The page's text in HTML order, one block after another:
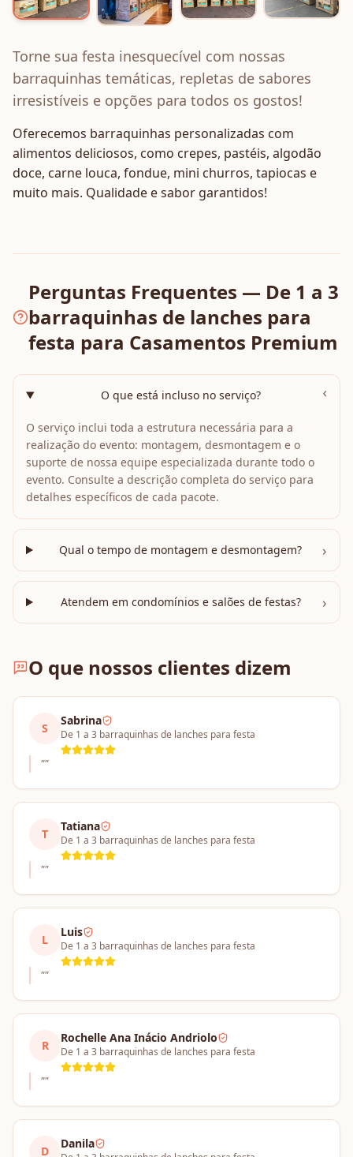
Torne sua festa inesquecível com nossas
barraquinhas temáticas, repletas de sabores
irresistíveis e opções para todos os gostos!
Oferecemos barraquinhas personalizadas com
alimentos deliciosos, como crepes, pastéis, algodão
doce, carne louca, fondue, mini churros, tapiocas e
muito mais. Qualidade e sabor garantidos!
Perguntas Frequentes — De 1 a 3
barraquinhas de lanches para
festa para Casamentos Premium
O que está incluso no serviço? ›
O serviço inclui toda a estrutura necessária para a
realização do evento: montagem, desmontagem e o
suporte de nossa equipe especializada durante todo o
evento. Consulte a descrição completa do serviço para
detalhes específicos de cada pacote.
Qual o tempo de montagem e desmontagem? ›
Atendem em condomínios e salões de festas? ›
O que nossos clientes dizem
S
Sabrina
De 1 a 3 barraquinhas de lanches para festa
""
T
Tatiana
De 1 a 3 barraquinhas de lanches para festa
""
L
Luis
De 1 a 3 barraquinhas de lanches para festa
""
R
Rochelle Ana Inácio Andriolo
De 1 a 3 barraquinhas de lanches para festa
""
D
Danila